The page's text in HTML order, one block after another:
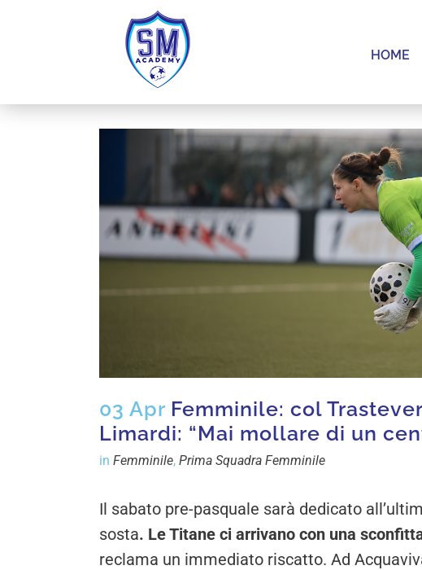
HOME
03 Apr Femminile: col
Limardi: “Mai mollare di un
in Femminile, Prima Squadra Femminile
Il sabato pre-pasquale sarà dedicato
sosta. Le Titane ci arrivano con una
reclama un immediato riscatto. Ad